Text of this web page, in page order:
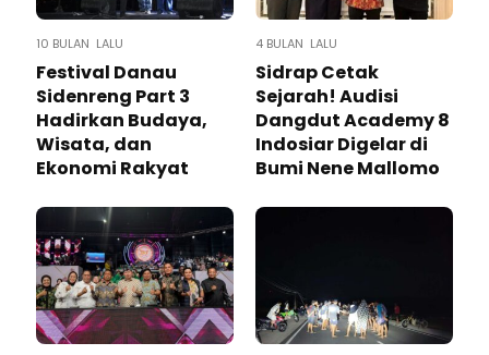
10 BULAN LALU
Festival Danau
Sidenreng Part 3
Hadirkan Budaya,
Wisata, dan
Ekonomi Rakyat
4 BULAN LALU
Sidrap Cetak
Sejarah! Audisi
Dangdut Academy 8
Indosiar Digelar di
Bumi Nene Mallomo